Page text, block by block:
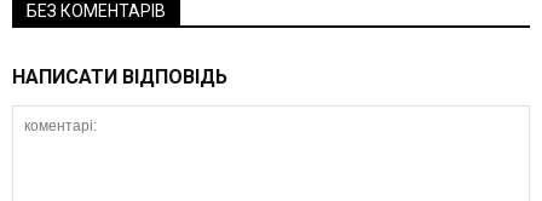
БЕЗ КОМЕНТАРІВ
НАПИСАТИ ВІДПОВІДЬ